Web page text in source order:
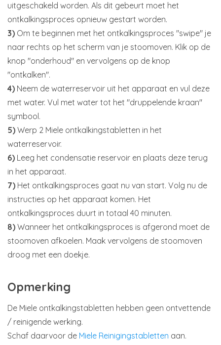
uitgeschakeld worden. Als dit gebeurt moet het
ontkalkingsproces opnieuw gestart worden.
3) Om te beginnen met het ontkalkingsproces "swipe" je
naar rechts op het scherm van je stoomoven. Klik op de
knop "onderhoud" en vervolgens op de knop
"ontkalken".
4) Neem de waterreservoir uit het apparaat en vul deze
met water. Vul met water tot het "druppelende kraan"
symbool.
5) Werp 2 Miele ontkalkingstabletten in het
waterreservoir.
6) Leeg het condensatie reservoir en plaats deze terug
in het apparaat.
7) Het ontkalkingsproces gaat nu van start. Volg nu de
instructies op het apparaat komen. Het
ontkalkingsproces duurt in totaal 40 minuten.
8) Wanneer het ontkalkingsproces is afgerond moet de
stoomoven afkoelen. Maak vervolgens de stoomoven
droog met een doekje.
Opmerking
De Miele ontkalkingstabletten hebben geen ontvettende
/ reinigende werking.
Schaf daarvoor de Miele Reinigingstabletten aan.